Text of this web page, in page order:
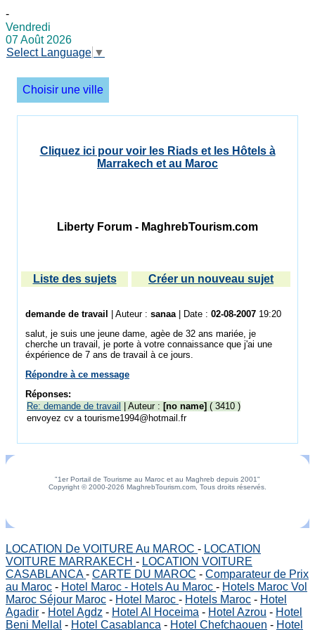
-
Vendredi
07 Août 2026
Select Language ▼
Choisir une ville
Cliquez ici pour voir les Riads et les Hôtels à
Marrakech et au Maroc
Liberty Forum - MaghrebTourism.com
Liste des sujets Créer un nouveau sujet
demande de travail | Auteur : sanaa| Date : 02-08-2007 19:20
salut, je suis une jeune dame, agèe de 32 ans mariée, je
cherche un travail, je porte à votre connaissance que j'ai une
éxpérience de 7 ans de travail à ce jours.
Répondre à ce message
Réponses:
Re: demande de travail
| Auteur : [no name] ( 3410 )
envoyez cv a tourisme1994@hotmail.fr
"1er Portail de Tourisme au Maroc et au Maghreb depuis 2001"
Copyright © 2000-2026 MaghrebTourism.com, Tous droits réservés.
LOCATION De VOITURE Au MAROC - LOCATION
VOITURE MARRAKECH - LOCATION VOITURE
CASABLANCA- CARTE DU MAROC - Comparateur de Prix
au Maroc - Hotel Maroc - Hotels Au Maroc - Hotels Maroc Vol
Maroc Séjour Maroc - Hotel Maroc - Hotels Maroc - Hotel
Agadir - Hotel Agdz - Hotel Al Hoceima - Hotel Azrou - Hotel
Beni Mellal - Hotel Casablanca - Hotel Chefchaouen - Hotel